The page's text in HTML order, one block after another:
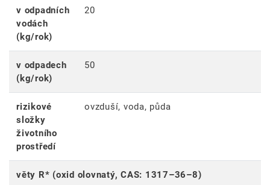
v odpadních
vodách
(kg/rok)
20
v odpadech
(kg/rok)
50
rizikové
složky
životního
prostředí
ovzduší, voda, půda
věty R* (oxid olovnatý, CAS: 1317–36–8)